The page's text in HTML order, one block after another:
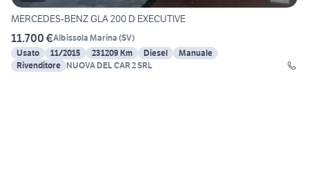
MERCEDES-BENZ GLA 200 D EXECUTIVE
11.700 €Albissola Marina (SV)
Usato
11/2015 231209 Km Diesel
Manuale
Rivenditore NUOVA DEL CAR 2 SRL